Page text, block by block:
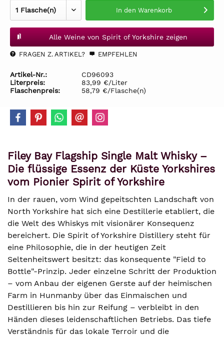
In den Warenkorb
Alle Weine von Spirit of Yorkshire zeigen
FRAGEN Z. ARTIKEL? EMPFEHLEN
Artikel-Nr.:
CD96093
Literpreis:
83,99 €/Liter
Flaschenpreis:
58,79 €/Flasche(n)
Filey Bay Flagship Single Malt Whisky –
Die flüssige Essenz der Küste Yorkshires
vom Pionier Spirit of Yorkshire
In der rauen, vom Wind gepeitschten Landschaft von
North Yorkshire hat sich eine Destillerie etabliert, die
die Welt des Whiskys mit visionärer Konsequenz
bereichert. Die Spirit of Yorkshire Distillery steht für
eine Philosophie, die in der heutigen Zeit
Seltenheitswert besitzt: das konsequente "Field to
Bottle"-Prinzip. Jeder einzelne Schritt der Produktion
– vom Anbau der eigenen Gerste auf der heimischen
Farm in Hunmanby über das Einmaischen und
Destillieren bis hin zur Reifung – verbleibt in den
Händen dieses leidenschaftlichen Betriebs. Das tiefe
Verständnis für das lokale Terroir und die